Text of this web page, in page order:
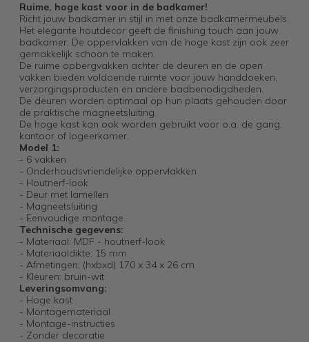
Ruime, hoge kast voor in de badkamer!
Richt jouw badkamer in stijl in met onze badkamermeubels.
Het elegante houtdecor geeft de finishing touch aan jouw
badkamer. De oppervlakken van de hoge kast zijn ook zeer
gemakkelijk schoon te maken.
De ruime opbergvakken achter de deuren en de open
vakken bieden voldoende ruimte voor jouw handdoeken,
verzorgingsproducten en andere badbenodigdheden.
De deuren worden optimaal op hun plaats gehouden door
de praktische magneetsluiting.
De hoge kast kan ook worden gebruikt voor o.a. de gang,
kantoor of logeerkamer.
Model 1:
- 6 vakken
- Onderhoudsvriendelijke oppervlakken
- Houtnerf-look
- Deur met lamellen
- Magneetsluiting
- Eenvoudige montage
Technische gegevens:
- Materiaal: MDF - houtnerf-look
- Materiaaldikte: 15 mm
- Afmetingen: (hxbxd) 170 x 34 x 26 cm
- Kleuren: bruin-wit
Leveringsomvang:
- Hoge kast
- Montagemateriaal
- Montage-instructies
- Zonder decoratie